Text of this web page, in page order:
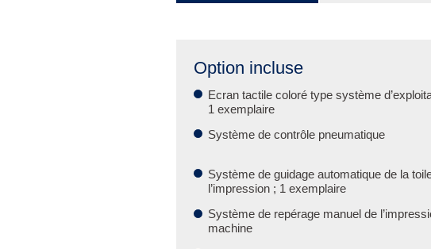
Option incluse
Ecran tactile coloré type système
1 exemplaire
Système de contrôle pneumatique
Système de guidage automatique de la
l’impression ; 1 exemplaire
Système de repérage manuel de
machine